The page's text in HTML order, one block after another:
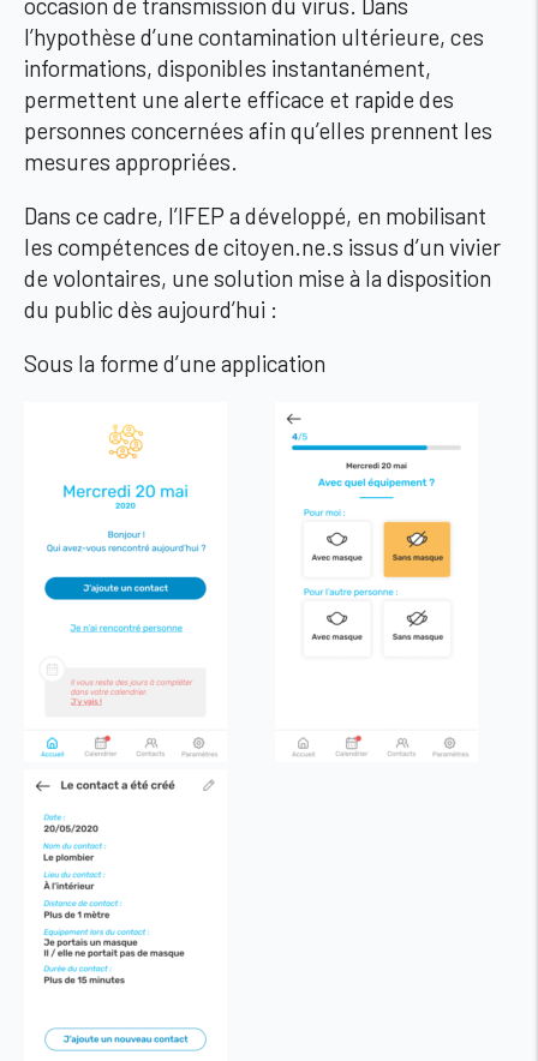
occasion de transmission du virus. Dans
l’hypothèse d’une contamination ultérieure, ces
informations, disponibles instantanément,
permettent une alerte efficace et rapide des
personnes concernées afin qu’elles prennent les
mesures appropriées.
Dans ce cadre, l’IFEP a développé, en mobilisant
les compétences de citoyen.ne.s issus d’un vivier
de volontaires, une solution mise à la disposition
du public dès aujourd’hui :
Sous la forme d’une application